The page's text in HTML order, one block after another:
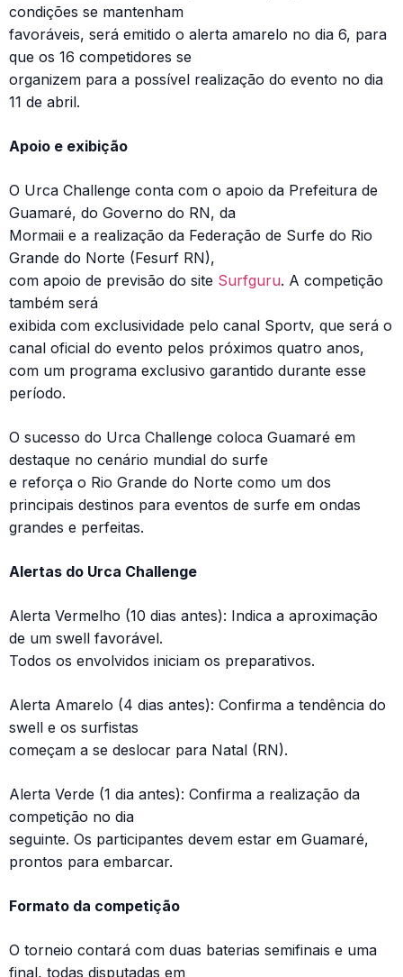
condições se mantenham
favoráveis, será emitido o alerta amarelo no dia 6, para
que os 16 competidores se
organizem para a possível realização do evento no dia
11 de abril.
Apoio e exibição
O Urca Challenge conta com o apoio da Prefeitura de
Guamaré, do Governo do RN, da
Mormaii e a realização da Federação de Surfe do Rio
Grande do Norte (Fesurf RN),
com apoio de previsão do site Surfguru. A competição
também será
exibida com exclusividade pelo canal Sportv, que será o
canal oficial do evento pelos próximos quatro anos,
com um programa exclusivo garantido durante esse
período.
O sucesso do Urca Challenge coloca Guamaré em
destaque no cenário mundial do surfe
e reforça o Rio Grande do Norte como um dos
principais destinos para eventos de surfe em ondas
grandes e perfeitas.
Alertas do Urca Challenge
Alerta Vermelho (10 dias antes): Indica a aproximação
de um swell favorável.
Todos os envolvidos iniciam os preparativos.
Alerta Amarelo (4 dias antes): Confirma a tendência do
swell e os surfistas
começam a se deslocar para Natal (RN).
Alerta Verde (1 dia antes): Confirma a realização da
competição no dia
seguinte. Os participantes devem estar em Guamaré,
prontos para embarcar.
Formato da competição
O torneio contará com duas baterias semifinais e uma
final, todas disputadas em